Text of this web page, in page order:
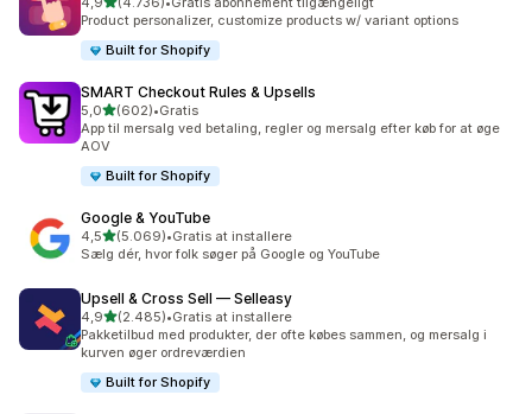
4736 anmeldelser i alt
Product personalizer, customize products w/ variant options
Built for Shopify
SMART Checkout Rules & Upsells
5,0ud af 5 stjerner
(602)
602 anmeldelser i alt
•Gratis
App til mersalg ved betaling, regler og mersalg efter køb for at øge
AOV
Built for Shopify
Google & YouTube
4,5ud af 5 stjerner
(5.069)
5069 anmeldelser i alt
•Gratis at installere
Sælg dér, hvor folk søger på Google og YouTube
Upsell & Cross Sell — Selleasy
4,9ud af 5 stjerner
(2.485)
2485 anmeldelser i alt
•Gratis at installere
Pakketilbud med produkter, der ofte købes sammen, og mersalg i
kurven øger ordreværdien
Built for Shopify